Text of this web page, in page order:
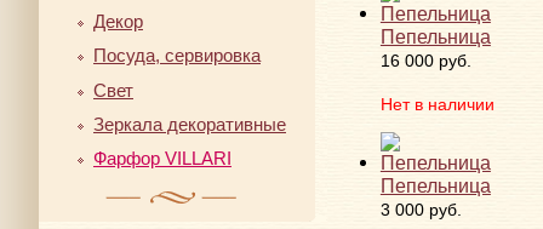
Декор
Посуда, сервировка
Свет
Зеркала декоративные
Фарфор VILLARI
Пепельница
16 000 руб.
Нет в наличии
Пепельница
3 000 руб.